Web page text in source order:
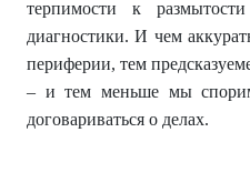
терпимости к
диагностики. И чем
периферии, тем
– и тем меньше мы
договариваться о делах.